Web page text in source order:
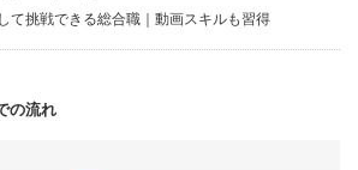
て挑戦できる総合職｜動画スキルも習得
の流れ